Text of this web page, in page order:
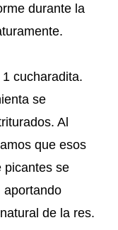
durante la
1 cucharadita.
se
Al
que esos
picantes se
aportando
de la res.